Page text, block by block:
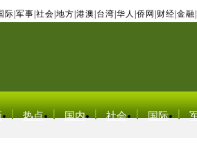
际 军事 社会 地方 港澳 台湾 华人 侨网 财经 金融
热点 国内 社会 国际